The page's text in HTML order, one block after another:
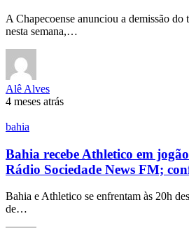
A Chapecoense anunciou a demissão
nesta semana,…
Alê Alves
4 meses atrás
bahia
Bahia recebe Athletico em
Rádio Sociedade News FM;
Bahia e Athletico se enfrentam às 20h
de…